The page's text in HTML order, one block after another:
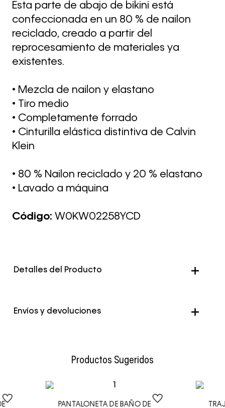
Esta parte de abajo de bikini está
confeccionada en un 80 % de nailon
reciclado, creado a partir del
reprocesamiento de materiales ya
existentes.
• Mezcla de nailon y elastano
• Tiro medio
• Completamente forrado
• Cinturilla elástica distintiva de Calvin
Klein
• 80 % Nailon reciclado y 20 % elastano
• Lavado a máquina
Código: W0KW02258YCD
Detalles del Producto
Color Blanco
Envíos y devoluciones
Productos Sugeridos
PANTALONETA DE BAÑO DE